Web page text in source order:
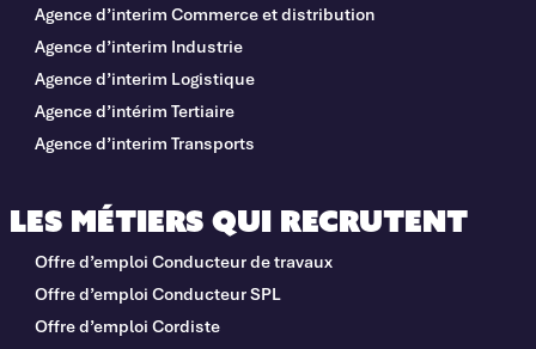
Les métiers qui recrutent
Offre d’emploi Conducteur de travaux
Offre d’emploi Conducteur SPL
Offre d’emploi Cordiste
Agence d’interim Commerce et distribution
Agence d’interim Industrie
Agence d’interim Logistique
Agence d’intérim Tertiaire
Agence d’interim Transports